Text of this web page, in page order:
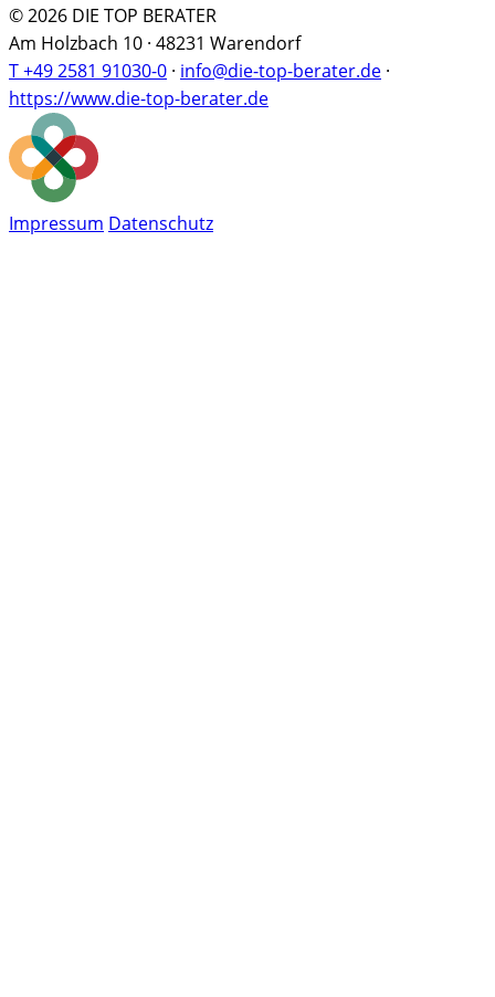
© 2026 DIE TOP BERATER
Am Holzbach 10 · 48231 Warendorf
T +49 2581 91030-0 · info@die-top-berater.de ·
https://www.die-top-berater.de
Impressum Datenschutz